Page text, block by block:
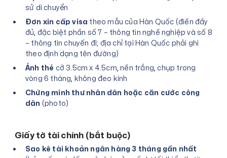
sử di chuyển
Đơn xin cấp visa theo mẫu của Hàn Quốc (điền đầy
đủ, đặc biệt phần số 7 – thông tin nghề nghiệp và số 8
– thông tin chuyến đi; địa chỉ tại Hàn Quốc phải ghi
theo định dạng tên đường)
Ảnh thẻ cỡ 3.5cm x 4.5cm, nền trắng, chụp trong
vòng 6 tháng, không đeo kính
Chứng minh thư nhân dân hoặc căn cước công
dân (photo)
Giấy tờ tài chính (bắt buộc)
Sao kê tài khoản ngân hàng 3 tháng gần nhất